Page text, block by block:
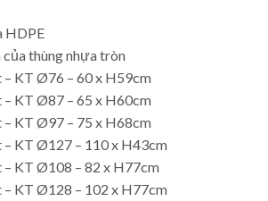
HDPE
của thùng nhựa tròn
– KT Ø76 – 60 x H59cm
– KT Ø87 – 65 x H60cm
– KT Ø97 – 75 x H68cm
– KT Ø127 – 110 x H43cm
– KT Ø108 – 82 x H77cm
– KT Ø128 – 102 x H77cm